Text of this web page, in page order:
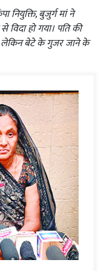
बुजुर्ग मां ने
विदा हो गया। पति की
बेटे के गुजर जाने के